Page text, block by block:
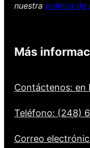
nuestra política de
Más
Contáctenos: en
Teléfono: (248)
Correo